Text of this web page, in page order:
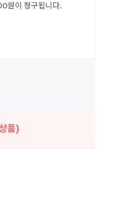
원이 청구됩니다.
품)